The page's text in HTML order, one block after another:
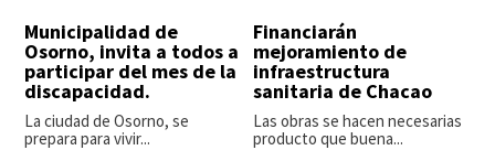
Municipalidad de
Osorno, invita a todos a
participar del mes de la
discapacidad.
La ciudad de Osorno, se
prepara para vivir...
Financiarán
mejoramiento de
infraestructura
sanitaria de Chacao
Las obras se hacen necesarias
producto que buena...